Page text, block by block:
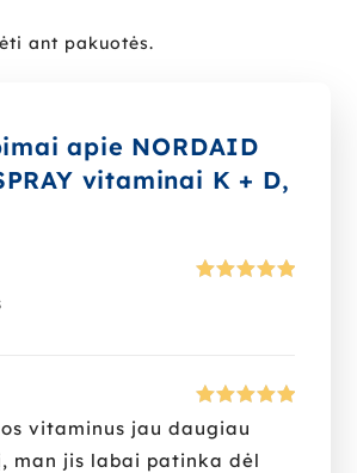
ant pakuotės.
apie NORDAID
vitaminai K + D,
Įvertinima
iš 5
vitaminus jau daugiau
man jis labai patinka dėl